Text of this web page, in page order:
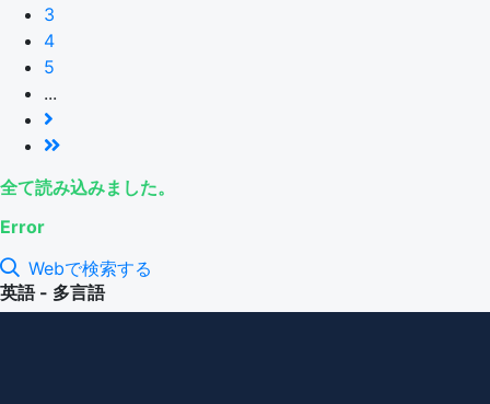
3
4
5
...
全て読み込みました。
Error
Webで検索する
英語 - 多言語